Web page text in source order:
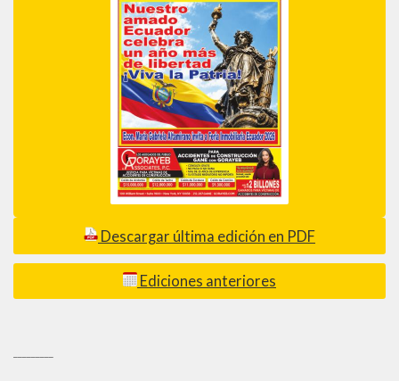
Descargar última edición en PDF
Ediciones anteriores